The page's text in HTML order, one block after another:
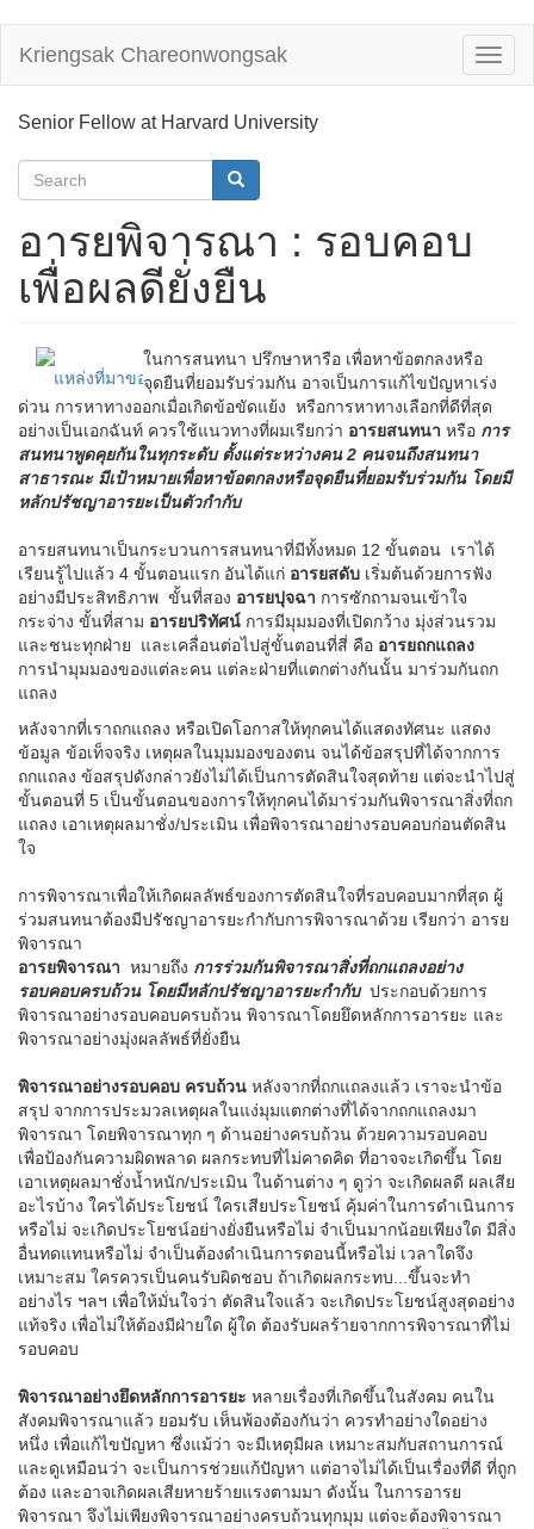
main
Kriengsak Chareonwongsak
Senior Fellow at Harvard University
Search
อารยพิจารณา : รอบคอบ
เพื่อผลดียั่งยืน
แหล่งที่มาของภาพ
ในการสนทนา ปรึกษาหารือ เพื่อหาข้อตกลงหรือ
จุดยืนที่ยอมรับร่วมกัน อาจเป็นการแก้ไขปัญหาเร่ง
ด่วน การหาทางออกเมื่อเกิดข้อขัดแย้ง หรือการหาทางเลือกที่ดีที่สุด
อย่างเป็นเอกฉันท์ ควรใช้แนวทางที่ผมเรียกว่า อารยสนทนา หรือ การ
สนทนาพูดคุยกันในทุกระดับ ตั้งแต่ระหว่างคน 2 คนจนถึงสนทนา
สาธารณะ มีเป้าหมายเพื่อหาข้อตกลงหรือจุดยืนที่ยอมรับร่วมกัน โดยมี
หลักปรัชญาอารยะเป็นตัวกำกับ
อารยสนทนาเป็นกระบวนการสนทนาที่มีทั้งหมด 12 ขั้นตอน เราได้
เรียนรู้ไปแล้ว 4 ขั้นตอนแรก อันได้แก่ อารยสดับ เริ่มต้นด้วยการฟัง
อย่างมีประสิทธิภาพ ขั้นที่สอง อารยปุจฉา การซักถามจนเข้าใจ
กระจ่าง ขั้นที่สาม อารยปริทัศน์ การมีมุมมองที่เปิดกว้าง มุ่งส่วนรวม
และชนะทุกฝ่าย และเคลื่อนต่อไปสู่ขั้นตอนที่สี่ คือ อารยถกแถลง
การนำมุมมองของแต่ละคน แต่ละฝ่ายที่แตกต่างกันนั้น มาร่วมกันถก
แถลง
หลังจากที่เราถกแถลง หรือเปิดโอกาสให้ทุกคนได้แสดงทัศนะ แสดง
ข้อมูล ข้อเท็จจริง เหตุผลในมุมมองของตน จนได้ข้อสรุปที่ได้จากการ
ถกแถลง ข้อสรุปดังกล่าวยังไม่ได้เป็นการตัดสินใจสุดท้าย แต่จะนำไปสู่
ขั้นตอนที่ 5 เป็นขั้นตอนของการให้ทุกคนได้มาร่วมกันพิจารณาสิ่งที่ถก
แถลง เอาเหตุผลมาชั่ง/ประเมิน เพื่อพิจารณาอย่างรอบคอบก่อนตัดสิน
ใจ
การพิจารณาเพื่อให้เกิดผลลัพธ์ของการตัดสินใจที่รอบคอบมากที่สุด ผู้
ร่วมสนทนาต้องมีปรัชญาอารยะกำกับการพิจารณาด้วย เรียกว่า อารย
พิจารณา
อารยพิจารณา หมายถึง การร่วมกันพิจารณาสิ่งที่ถกแถลงอย่าง
รอบคอบครบถ้วน โดยมีหลักปรัชญาอารยะกำกับ ประกอบด้วยการ
พิจารณาอย่างรอบคอบครบถ้วน พิจารณาโดยยึดหลักการอารยะ และ
พิจารณาอย่างมุ่งผลลัพธ์ที่ยั่งยืน
พิจารณาอย่างรอบคอบ ครบถ้วน หลังจากที่ถกแถลงแล้ว เราจะนำข้อ
สรุป จากการประมวลเหตุผลในแง่มุมแตกต่างที่ได้จากถกแถลงมา
พิจารณา โดยพิจารณาทุก ๆ ด้านอย่างครบถ้วน ด้วยความรอบคอบ
เพื่อป้องกันความผิดพลาด ผลกระทบที่ไม่คาดคิด ที่อาจจะเกิดขึ้น โดย
เอาเหตุผลมาชั่งน้ำหนัก/ประเมิน ในด้านต่าง ๆ ดูว่า จะเกิดผลดี ผลเสีย
อะไรบ้าง ใครได้ประโยชน์ ใครเสียประโยชน์ คุ้มค่าในการดำเนินการ
หรือไม่ จะเกิดประโยชน์อย่างยั่งยืนหรือไม่ จำเป็นมากน้อยเพียงใด มีสิ่ง
อื่นทดแทนหรือไม่ จำเป็นต้องดำเนินการตอนนี้หรือไม่ เวลาใดจึง
เหมาะสม ใครควรเป็นคนรับผิดชอบ ถ้าเกิดผลกระทบ...ขึ้นจะทำ
อย่างไร ฯลฯ เพื่อให้มั่นใจว่า ตัดสินใจแล้ว จะเกิดประโยชน์สูงสุดอย่าง
แท้จริง เพื่อไม่ให้ต้องมีฝ่ายใด ผู้ใด ต้องรับผลร้ายจากการพิจารณาที่ไม่
รอบคอบ
พิจารณาอย่างยึดหลักการอารยะ หลายเรื่องที่เกิดขึ้นในสังคม คนใน
สังคมพิจารณาแล้ว ยอมรับ เห็นพ้องต้องกันว่า ควรทำอย่างใดอย่าง
หนึ่ง เพื่อแก้ไขปัญหา ซึ่งแม้ว่า จะมีเหตุมีผล เหมาะสมกับสถานการณ์
และดูเหมือนว่า จะเป็นการช่วยแก้ปัญหา แต่อาจไม่ได้เป็นเรื่องที่ดี ที่ถูก
ต้อง และอาจเกิดผลเสียหายร้ายแรงตามมา ดังนั้น ในการอารย
พิจารณา จึงไม่เพียงพิจารณาอย่างครบถ้วนทุกมุม แต่จะต้องพิจารณา